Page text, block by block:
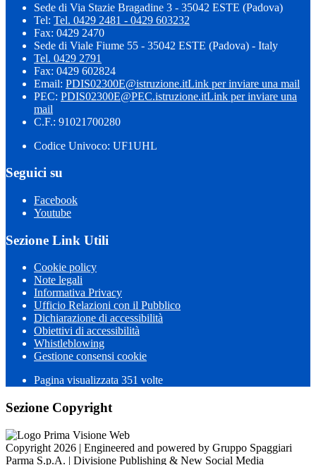
Sede di Via Stazie Bragadine 3 - 35042 ESTE (Padova)
Tel: Tel. 0429 2481 - 0429 603232
Fax: 0429 2470
Sede di Viale Fiume 55 - 35042 ESTE (Padova) - Italy
Tel. 0429 2791
Fax: 0429 602824
Email: PDIS02300E@istruzione.itLink per inviare una mail
PEC: PDIS02300E@PEC.istruzione.itLink per inviare una
mail
C.F.: 91021700280
Codice Univoco: UF1UHL
Seguici su
Facebook
Youtube
Sezione Link Utili
Cookie policy
Note legali
Informativa Privacy
Ufficio Relazioni con il Pubblico
Dichiarazione di accessibilità
Obiettivi di accessibilità
Whistleblowing
Gestione consensi cookie
Pagina visualizzata 351 volte
Sezione Copyright
Copyright 2026 | Engineered and powered by Gruppo Spaggiari
Parma S.p.A. | Divisione Publishing & New Social Media